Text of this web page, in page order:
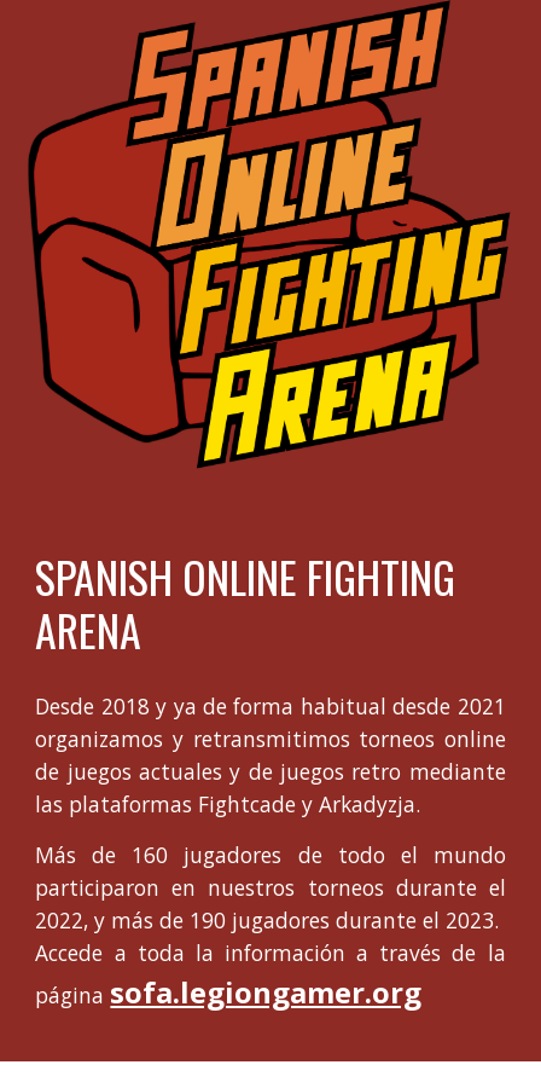
SPANISH ONLINE FIGHTING
ARENA
Desde 2018 y ya de forma habitual desde 2021
organizamos y retransmitimos torneos online
de juegos actuales y de juegos retro mediante
las plataformas Fightcade y Arkadyzja.
Más de 160 jugadores de todo el mundo
participaron en nuestros torneos durante el
2022, y más de 190 jugadores durante el 2023.
Accede a toda la información a través de la
página sofa.legiongamer.org